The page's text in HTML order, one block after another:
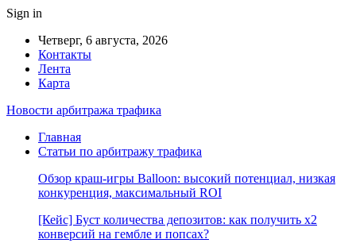
Sign in
Четверг, 6 августа, 2026
Контакты
Лента
Карта
Новости арбитража трафика
Главная
Статьи по арбитражу трафика
Обзор краш-игры Balloon: высокий потенциал, низкая
конкуренция, максимальный ROI
[Кейс] Буст количества депозитов: как получить х2
конверсий на гембле и попсах?